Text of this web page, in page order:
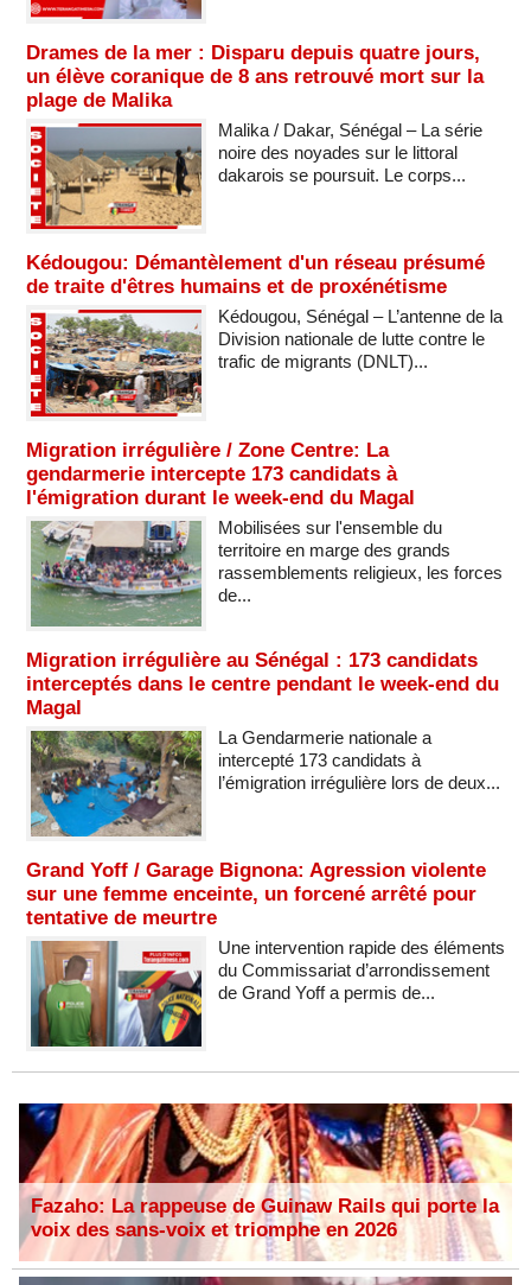
Drames de la mer : Disparu depuis quatre jours,
un élève coranique de 8 ans retrouvé mort sur la
plage de Malika
Malika / Dakar, Sénégal – La série
noire des noyades sur le littoral
dakarois se poursuit. Le corps...
Kédougou: Démantèlement d'un réseau présumé
de traite d'êtres humains et de proxénétisme
Kédougou, Sénégal – L’antenne de la
Division nationale de lutte contre le
trafic de migrants (DNLT)...
Migration irrégulière / Zone Centre: La
gendarmerie intercepte 173 candidats à
l'émigration durant le week-end du Magal
Mobilisées sur l'ensemble du
territoire en marge des grands
rassemblements religieux, les forces
de...
Migration irrégulière au Sénégal : 173 candidats
interceptés dans le centre pendant le week-end du
Magal
La Gendarmerie nationale a
intercepté 173 candidats à
l’émigration irrégulière lors de deux...
Grand Yoff / Garage Bignona: Agression violente
sur une femme enceinte, un forcené arrêté pour
tentative de meurtre
Une intervention rapide des éléments
du Commissariat d’arrondissement
de Grand Yoff a permis de...
Fazaho: La rappeuse de Guinaw Rails qui porte la
voix des sans-voix et triomphe en 2026